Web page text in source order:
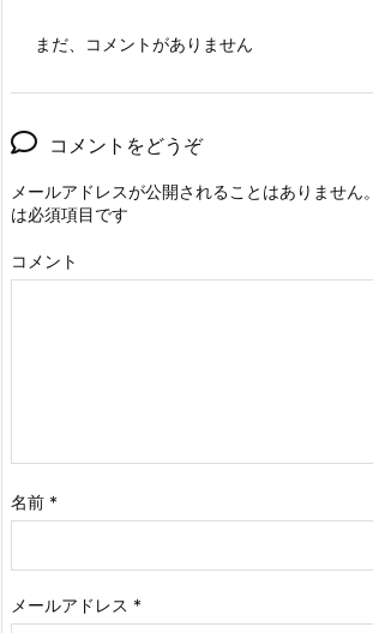
まだ、コメントがありません
コメントをどうぞ
メールアドレスが公開されることはありません。
は必須項目です
コメント
名前 *
メールアドレス *